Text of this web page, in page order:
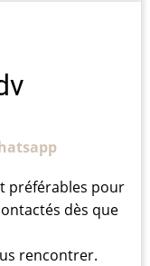
préférables pour
dès que
rencontrer.